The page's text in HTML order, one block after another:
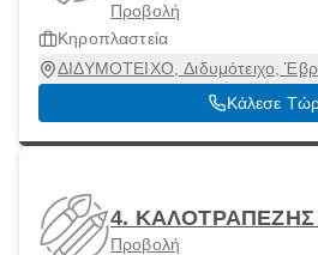
ΣΟΥΦΛΙΟΥ
Προβολή
Κηροπλαστεία
ΔΙΔΥΜΟΤΕΙΧΟ, Διδυμότειχο,
Κάλεσε
4.
Προβολή